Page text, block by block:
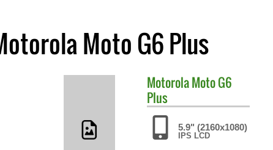
Moto G6 Plus
MotorolaMoto G6
Plus
5.9" (2160x1080)
IPS LCD